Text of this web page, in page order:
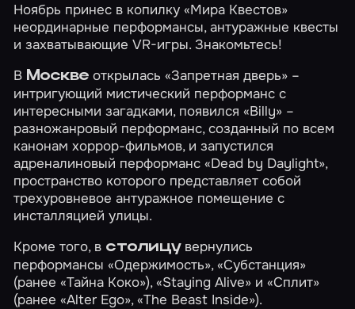
Ноябрь принес в копилку «Мира Квестов»
неординарные перформансы, антуражные квесты
и захватывающие VR-игры. Знакомьтесь!
В Москвеоткрылась «Запретная дверь»–
интригующий мистический перформанс с
интересными загадками, появился«Billy» –
разножанровый перформанс, созданный по всем
канонам хоррор-фильмов, и запустился
адреналиновый перформанс«Dead by Daylight»,
пространство которого представляет собой
трехуровневое антуражное помещение с
инсталляцией улицы.
Кроме того, в столицувернулись
перформансы«Одержимость»,«Субстанция»
(ранее «Тайна Коко»),«Staying Alive» и«Сплит»
(ранее «Alter Ego», «The Beast Inside»).